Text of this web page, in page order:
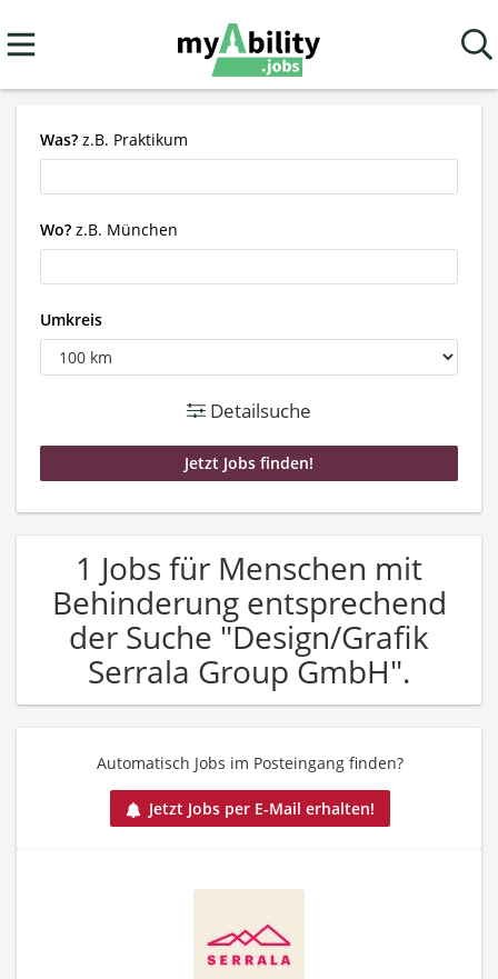
Was? z.B. Praktikum
Wo? z.B. München
Umkreis
Detailsuche
1 Jobs für Menschen mit
Behinderung entsprechend
der Suche "Design/Grafik
Serrala Group GmbH".
Automatisch Jobs im Posteingang finden?
Jetzt Jobs per E-Mail erhalten!